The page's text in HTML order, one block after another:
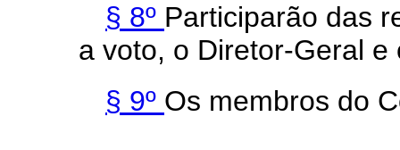
§ 8º Participarão das
a voto, o Diretor-Geral e
§ 9º Os membros do